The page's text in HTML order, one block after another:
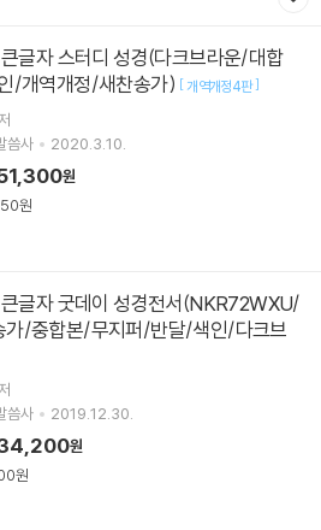
/개역개정/새찬송가) [개역개정4판]
씀사
2020.3.10.
원
원
가/중합본/무지퍼/반달/색인/다크브
씀사
2019.12.30.
원
원